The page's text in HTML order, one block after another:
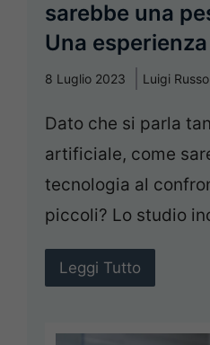
sarebbe una
Una
8 Luglio 2023 Luigi Russo
Dato che si parla
artificiale, come
tecnologia al
piccoli? Lo studio
Leggi Tutto